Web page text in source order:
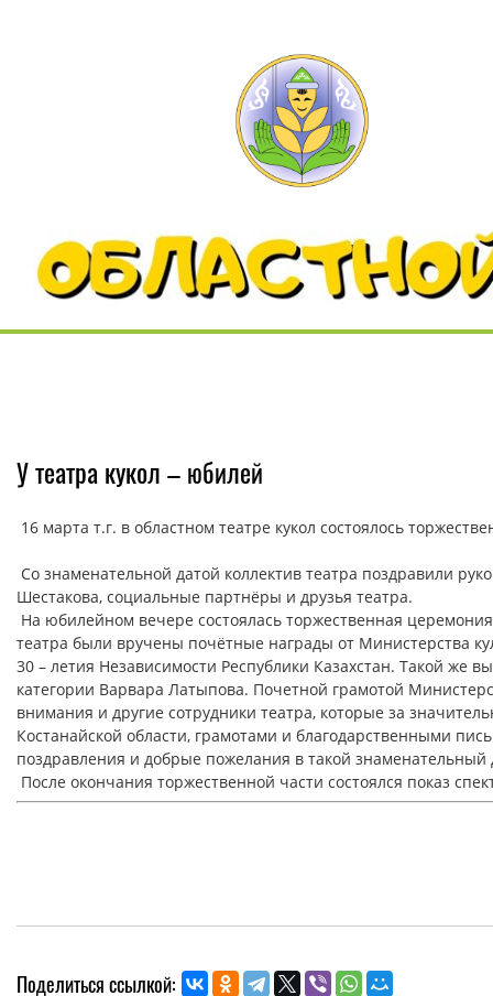
У театра кукол – юбилей
16 марта т.г. в областном театре кукол состоялось
Со знаменательной датой коллектив театра поздравили
Шестакова, социальные партнёры и друзья театра.
На юбилейном вечере состоялась торжественная
театра были вручены почётные награды от Министерства
30 – летия Независимости Республики Казахстан. Такой же
категории Варвара Латыпова. Почетной грамотой
внимания и другие сотрудники театра, которые за
Костанайской области, грамотами и благодарственными
поздравления и добрые пожелания в такой знаменательный
После окончания торжественной части состоялся показ
Поделиться ссылкой: